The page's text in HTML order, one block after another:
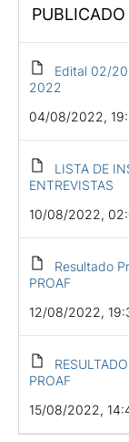
PUBLICADO
Edital 02/
2022
04/08/2022,
LISTA DE
ENTREVISTAS
10/08/2022,
Resultado
PROAF
12/08/2022,
PROAF
15/08/2022,